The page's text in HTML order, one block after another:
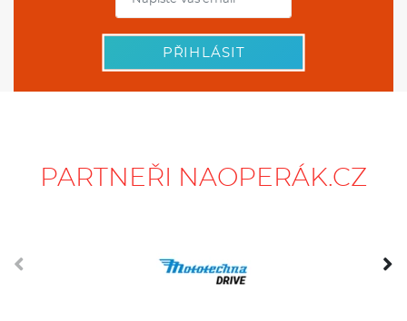
PŘIHLÁSIT
PARTNEŘI NAOPERÁK.CZ